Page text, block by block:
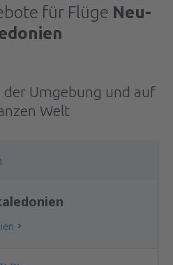
für Flüge Neu-
der Umgebung und auf
Welt